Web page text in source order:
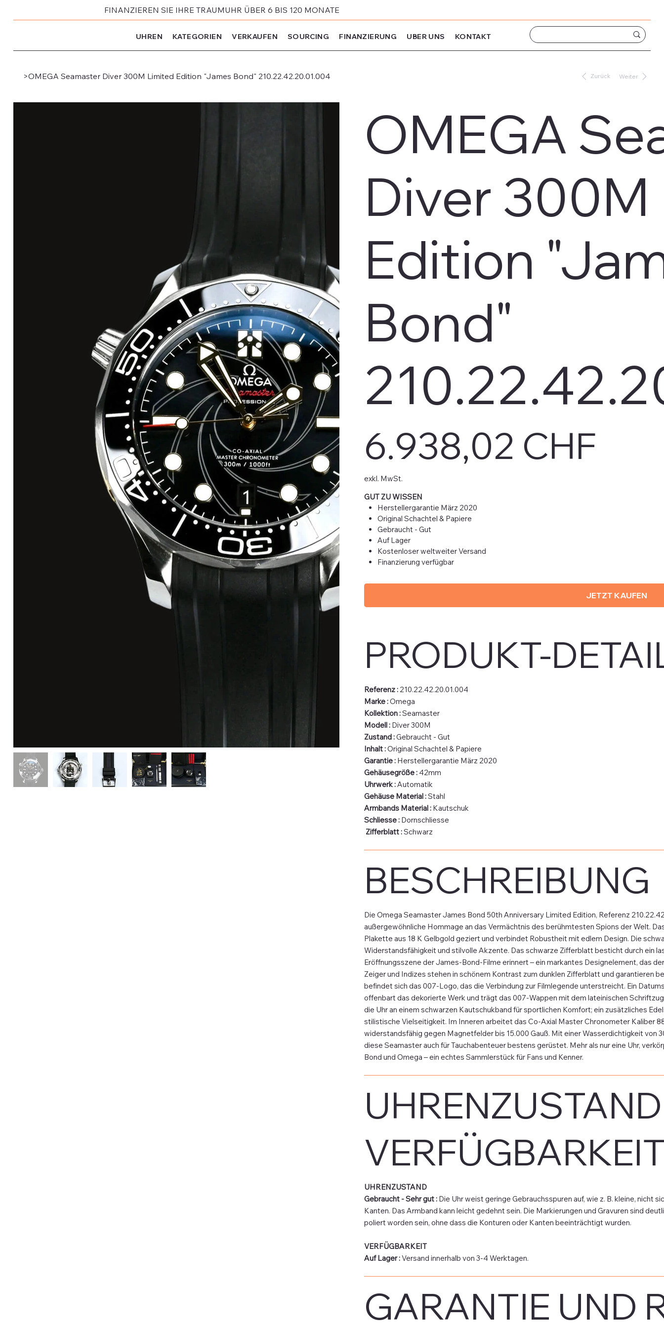
FINANZIEREN SIE IHRE TRAUMUHR ÜBER 6 BIS 120 MONATE
UHREN KATEGORIEN VERKAUFEN SOURCING FINANZIERUNG UBER UNS KONTAKT
>OMEGA Seamaster Diver 300M Limited Edition "James Bond" 210.22.42.20.01.004 Zurück Weiter
OMEGA
Diver
Edition
Bond"
6.938,02 CHF
exkl. MwSt.
GUT ZU WISSEN
Herstellergarantie März 2020
Original Schachtel & Papiere
Gebraucht - Gut
Auf Lager
Kostenloser weltweiter Versand
Finanzierung verfügbar
JETZT KAUFEN
PRODUKT-
Referenz :210.22.42.20.01.004
Marke :Omega
Kollektion :Seamaster
Modell :Diver 300M
Zustand :Gebraucht - Gut
Inhalt :Original Schachtel & Papiere
Garantie :Herstellergarantie März 2020
Gehäusegröße :42mm
Uhrwerk :Automatik
Gehäuse Material :Stahl
Armbands Material :Kautschuk
Schliesse:Dornschliesse
Zifferblatt :Schwarz
BESCHREIBUNG
Die Omega Seamaster James Bond 50th Anniversary Limited Edition, Referenz
außergewöhnliche Hommage an das Vermächtnis des berühmtesten Spions der Welt.
Plakette aus 18 K Gelbgold geziert und verbindet Robustheit mit edlem Design. Die
Widerstandsfähigkeit und stilvolle Akzente. Das schwarze Zifferblatt besticht durch ein
Eröffnungsszene der James-Bond-Filme erinnert – ein markantes Designelement, das
Zeiger und Indizes stehen in schönem Kontrast zum dunklen Zifferblatt und garantieren
befindet sich das 007-Logo, das die Verbindung zur Filmlegende unterstreicht. Ein
offenbart das dekorierte Werk und trägt das 007-Wappen mit dem lateinischen
die Uhr an einem schwarzen Kautschukband für sportlichen Komfort; ein zusätzliches
stilistische Vielseitigkeit. Im Inneren arbeitet das Co-Axial Master Chronometer Kaliber
widerstandsfähig gegen Magnetfelder bis 15.000 Gauß. Mit einer Wasserdichtigkeit von
diese Seamaster auch für Tauchabenteuer bestens gerüstet. Mehr als nur eine Uhr,
Bond und Omega – ein echtes Sammlerstück für Fans und Kenner.
UHRENZUSTAND
Gebraucht - Sehr gut : Die Uhr weist geringe Gebrauchsspuren auf, wie z. B. kleine, nicht
Kanten. Das Armband kann leicht gedehnt sein. Die Markierungen und Gravuren sind
poliert worden sein, ohne dass die Konturen oder Kanten beeinträchtigt wurden.
VERFÜGBARKEIT
Auf Lager:Versand innerhalb von 3-4 Werktagen.
GARANTIE UND